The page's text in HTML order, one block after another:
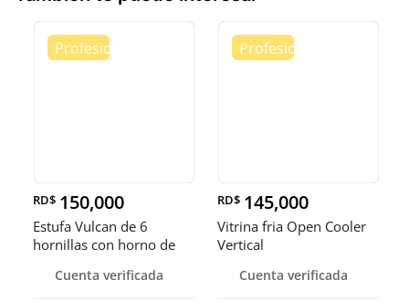
RD$ 150,000
Estufa Vulcan de 6
hornillas con horno de
Cuenta verificada
RD$ 145,000
Vitrina fria Open Cooler
Vertical
Cuenta verificada